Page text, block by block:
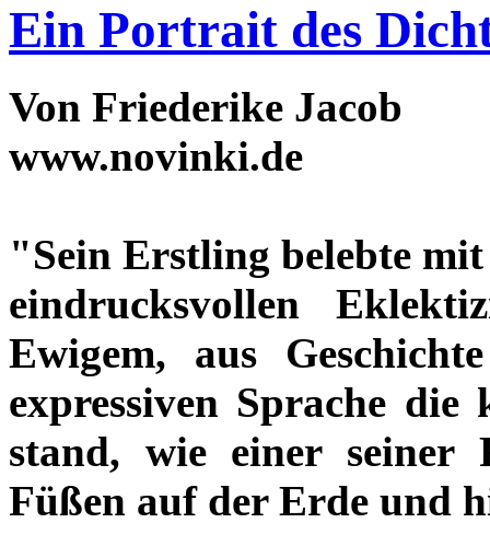
Ein Portrait des
Von Friederike Jacob
www.novinki.de
"Sein Erstling belebte
eindrucksvollen
Ewigem, aus
expressiven Sprache die
stand, wie einer seiner
Füßen auf der Erde und